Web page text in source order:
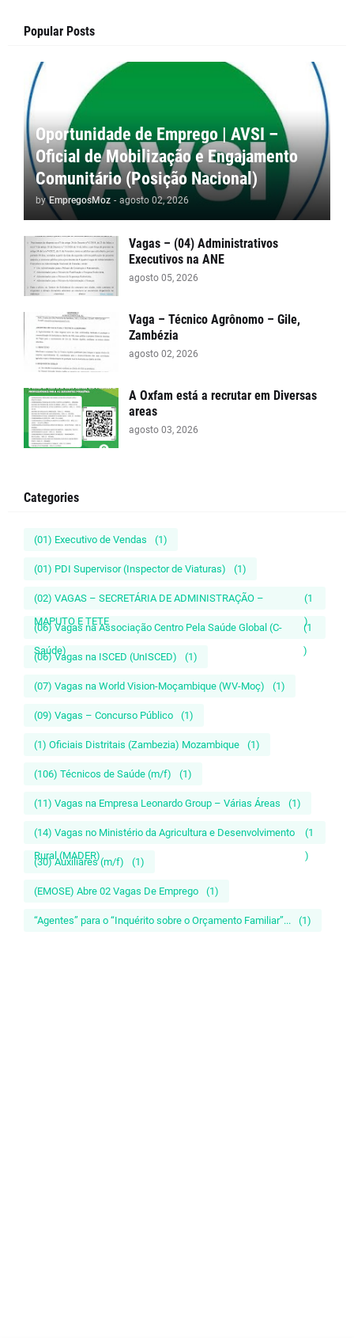
Popular Posts
Oportunidade de Emprego | AVSI –
Oficial de Mobilização e Engajamento
Comunitário (Posição Nacional)
by EmpregosMoz - agosto 02, 2026
Vagas – (04) Administrativos
Executivos na ANE
agosto 05, 2026
Vaga – Técnico Agrônomo – Gile,
Zambézia
agosto 02, 2026
A Oxfam está a recrutar em Diversas
areas
agosto 03, 2026
Categories
(01) Executivo de Vendas (1)
(01) PDI Supervisor (Inspector de Viaturas) (1)
(02) VAGAS – SECRETÁRIA DE ADMINISTRAÇÃO –
MAPUTO E TETE
(1
)
(06) Vagas na Associação Centro Pela Saúde Global (C-
Saúde)
(1
)
(06) Vagas na ISCED (UnISCED) (1)
(07) Vagas na World Vision-Moçambique (WV-Moç) (1)
(09) Vagas – Concurso Público (1)
(1) Oficiais Distritais (Zambezia) Mozambique (1)
(106) Técnicos de Saúde (m/f) (1)
(11) Vagas na Empresa Leonardo Group – Várias Áreas (1)
(14) Vagas no Ministério da Agricultura e Desenvolvimento
Rural (MADER)
(1
)
(30) Auxiliares (m/f) (1)
(EMOSE) Abre 02 Vagas De Emprego (1)
“Agentes” para o “Inquérito sobre o Orçamento Familiar”... (1)